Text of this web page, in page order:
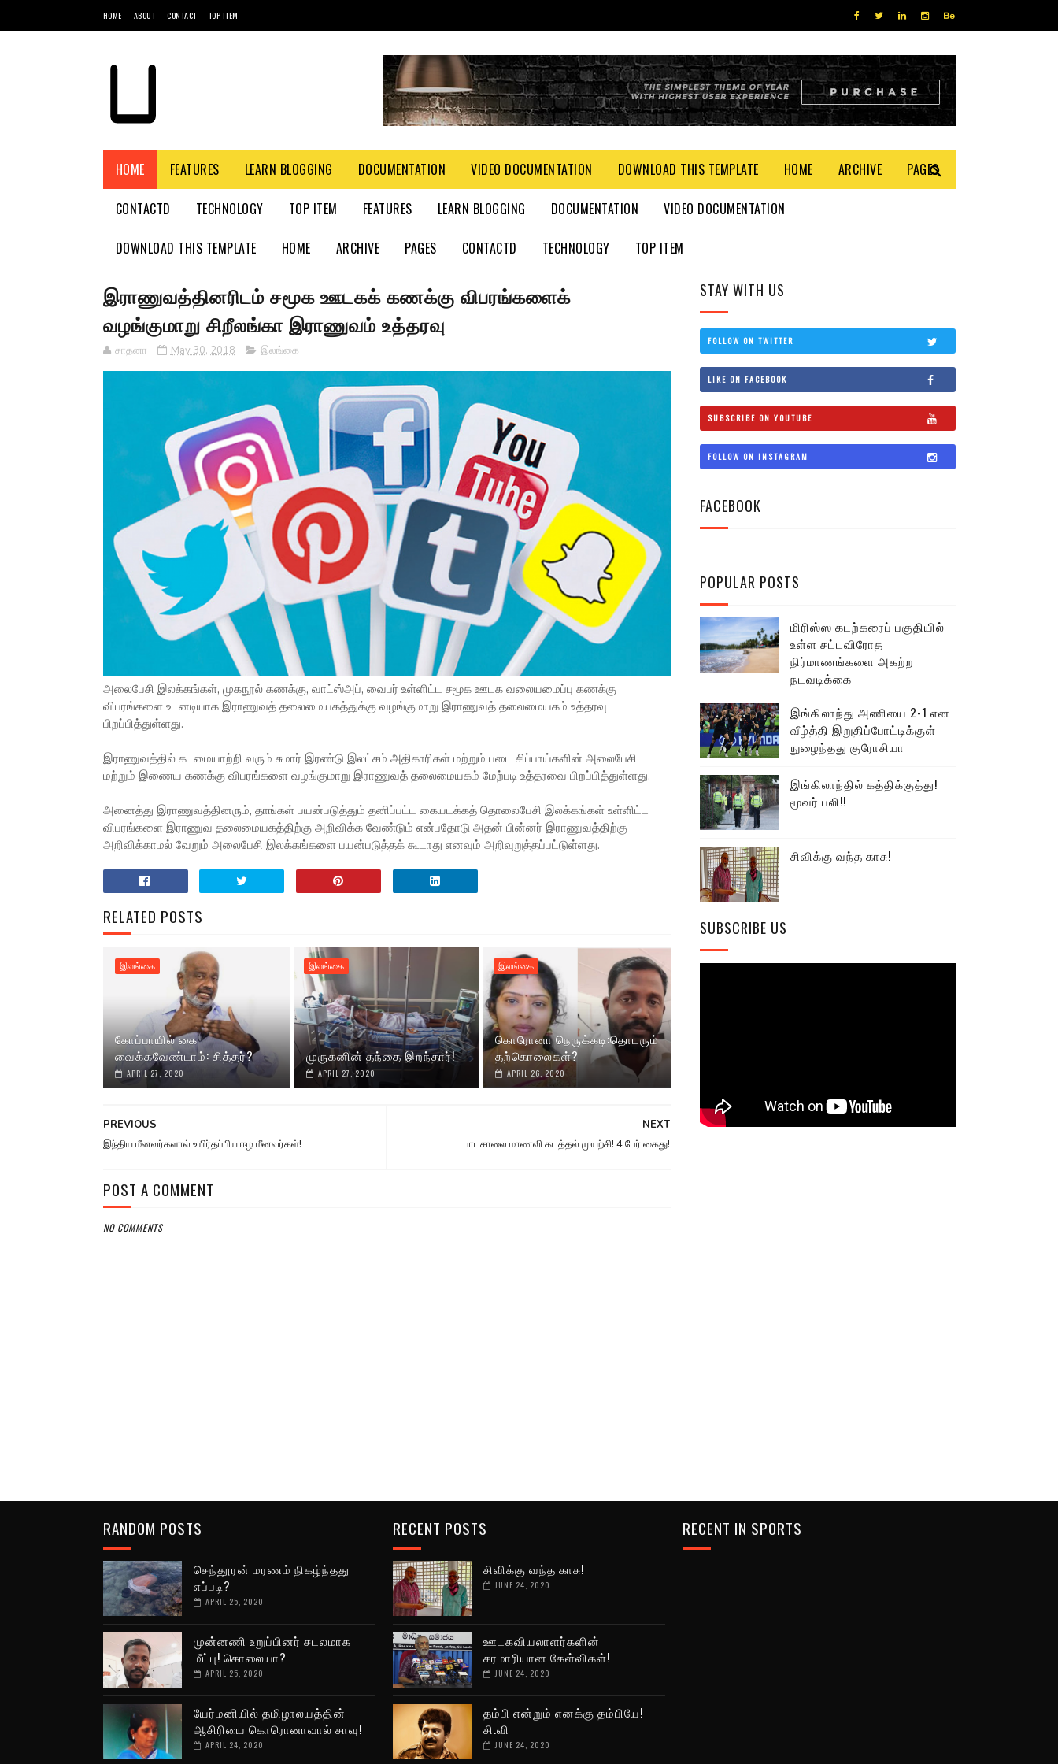
HOME ABOUT CONTACT TOP ITEM
HOME FEATURES LEARN BLOGGING DOCUMENTATION VIDEO DOCUMENTATION DOWNLOAD THIS TEMPLATE HOME ARCHIVE PAGES
CONTACTD TECHNOLOGY TOP ITEM FEATURES LEARN BLOGGING DOCUMENTATION VIDEO DOCUMENTATION
DOWNLOAD THIS TEMPLATE HOME ARCHIVE PAGES CONTACTD TECHNOLOGY TOP ITEM
இராணுவத்தினரிடம் சமூக ஊடகக் கணக்கு விபரங்களைக்
வழங்குமாறு சிறீலங்கா இராணுவம் உத்தரவு
சாதனா May 30, 2018 இலங்கை
அலைபேசி இலக்கங்கள், முகநூல் கணக்கு, வாட்ஸ்அப், வைபர் உள்ளிட்ட சமூக ஊடக வலையமைப்பு கணக்கு
விபரங்களை உடனடியாக இராணுவத் தலைமையகத்துக்கு வழங்குமாறு இராணுவத் தலைமையகம் உத்தரவு
பிறப்பித்துள்ளது.
இராணுவத்தில் கடமையாற்றி வரும் சுமார் இரண்டு இலட்சம் அதிகாரிகள் மற்றும் படை சிப்பாய்களின் அலைபேசி
மற்றும் இணைய கணக்கு விபரங்களை வழங்குமாறு இராணுவத் தலைமையகம் மேற்படி உத்தரவை பிறப்பித்துள்ளது.
அனைத்து இராணுவத்தினரும், தாங்கள் பயன்படுத்தும் தனிப்பட்ட கையடக்கத் தொலைபேசி இலக்கங்கள் உள்ளிட்ட
விபரங்களை இராணுவ தலைமையகத்திற்கு அறிவிக்க வேண்டும் என்பதோடு அதன் பின்னர் இராணுவத்திற்கு
அறிவிக்காமல் வேறும் அலைபேசி இலக்கங்களை பயன்படுத்தக் கூடாது எனவும் அறிவுறுத்தப்பட்டுள்ளது.
RELATED POSTS
இலங்கை
கோப்பாயில் கை
வைக்கவேண்டாம்: சித்தர்?
APRIL 27, 2020
இலங்கை
முருகனின் தந்தை இறந்தார்!
APRIL 27, 2020
இலங்கை
கொரோனா நெருக்கடி:தொடரும்
தற்கொலைகள்?
APRIL 26, 2020
NEXT
பாடசாலை மாணவி கடத்தல் முயற்சி! 4 பேர் கைது!
PREVIOUS
இந்திய மீனவர்களால் உயிர்தப்பிய ஈழ மீனவர்கள்!
POST A COMMENT
NO COMMENTS
STAY WITH US
FOLLOW ON TWITTER
LIKE ON FACEBOOK
SUBSCRIBE ON YOUTUBE
FOLLOW ON INSTAGRAM
FACEBOOK
POPULAR POSTS
மிரிஸ்ஸ கடற்கரைப் பகுதியில்
உள்ள சட்டவிரோத
நிர்மாணங்களை அகற்ற
நடவடிக்கை
இங்கிலாந்து அணியை 2-1 என
வீழ்த்தி இறுதிப்போட்டிக்குள்
நுழைந்தது குரோசியா
இங்கிலாந்தில் கத்திக்குத்து!
மூவர் பலி!!
சிவிக்கு வந்த காசு!
SUBSCRIBE US
RANDOM POSTS
செந்தூரன் மரணம் நிகழ்ந்தது
எப்படி?
APRIL 25, 2020
முன்னணி உறுப்பினர் சடலமாக
மீட்பு! கொலையா?
APRIL 25, 2020
யேர்மனியில் தமிழாலயத்தின்
ஆசிரியை கொரொனாவால் சாவு!
APRIL 24, 2020
RECENT POSTS
சிவிக்கு வந்த காசு!
JUNE 24, 2020
ஊடகவியலாளர்களின்
சரமாரியான கேள்விகள்!
JUNE 24, 2020
தம்பி என்றும் எனக்கு தம்பியே!
சி.வி
JUNE 24, 2020
RECENT IN SPORTS